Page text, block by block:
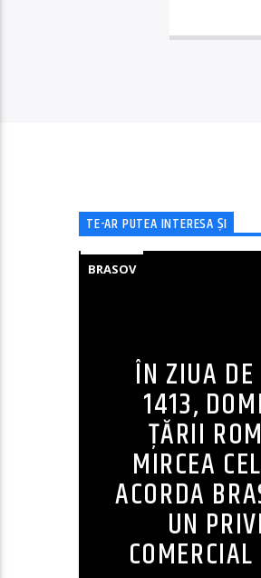
TE-AR PUTEA INTERESA ȘI
BRASOV
ÎN ZIUA
1413,
ȚĂRII
MIRCEA
ACORDA
UN